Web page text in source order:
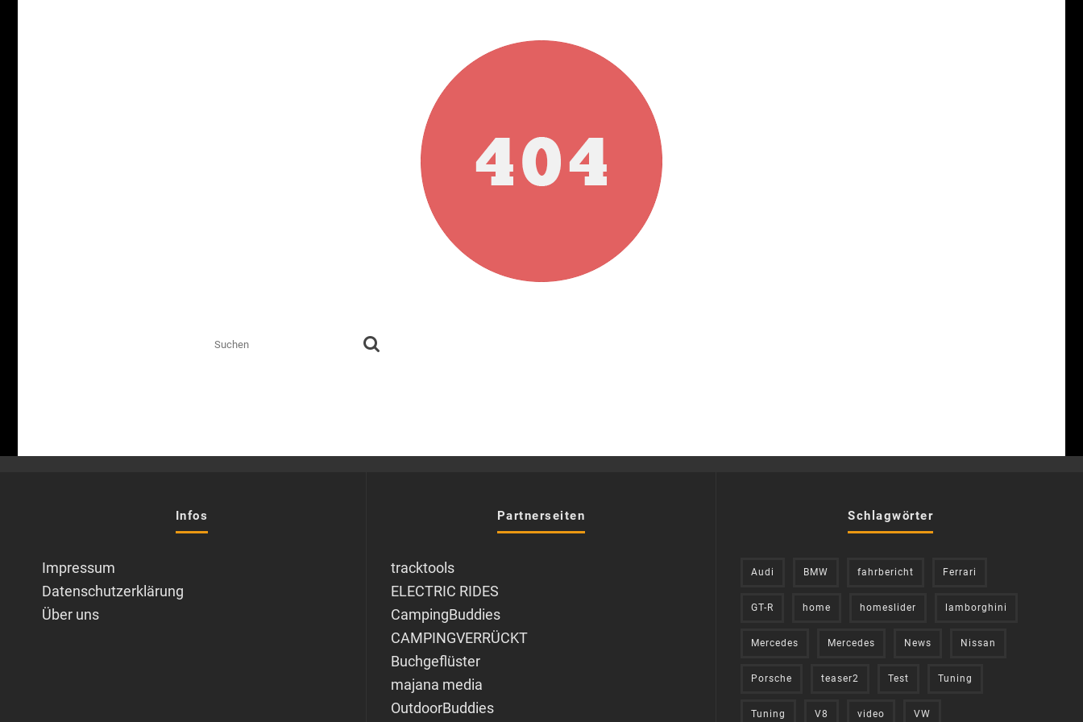
Infos
Impressum
Datenschutzerklärung
Über uns
Partnerseiten
tracktools
ELECTRIC RIDES
CampingBuddies
CAMPINGVERRÜCKT
Buchgeflüster
majana media
OutdoorBuddies
Schlagwörter
Audi BMW fahrbericht Ferrari
GT-R home homeslider lamborghini
Mercedes Mercedes News Nissan
Porsche teaser2 Test Tuning
Tuning V8 video VW